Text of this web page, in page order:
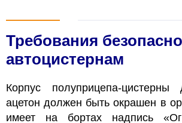
Требования
автоцистернам
Корпус полуприцепа-цистерны
ацетон должен быть окрашен в
имеет на бортах надпись